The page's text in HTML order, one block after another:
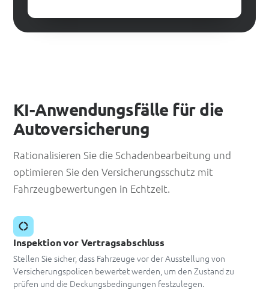
KI-Anwendungsfälle für die
Autoversicherung
Rationalisieren Sie die Schadenbearbeitung und
optimieren Sie den Versicherungsschutz mit
Fahrzeugbewertungen in Echtzeit.
Inspektion vor Vertragsabschluss
Stellen Sie sicher, dass Fahrzeuge vor der Ausstellung von
Versicherungspolicen bewertet werden, um den Zustand zu
prüfen und die Deckungsbedingungen festzulegen.